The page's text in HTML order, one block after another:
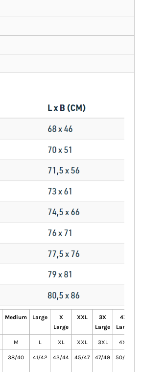
Medium Large
X
Large
XXL
3X
Large
4X
Large
M L XL XXL 3XL 4XL
38/40 41/42 43/44 45/47 47/49 50/52